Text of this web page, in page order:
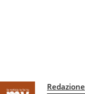
Redazione